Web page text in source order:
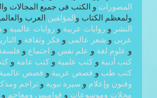
المصورات و الكتب فى جميع المجالات
ولمعظم الكتاب و المؤلفين العرب
النشر و روايات عربية و روايات عالمية و
عربى و شعر عالمى و فكر وثقافة و
و علوم لغة و علم نفس و اجتماع و
كتب أدبية و كتب علمية و كتب عامة و
كتب طب و قصص عربية و قصص عالمية
وفنون وإعلام و سيره نبوية و تراجم
مجلات وموسوعات و قواميس ومعاجم و